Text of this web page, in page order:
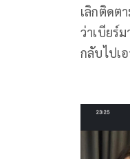
เลิกติดต
ว่าเบียร์
กลับไปเ